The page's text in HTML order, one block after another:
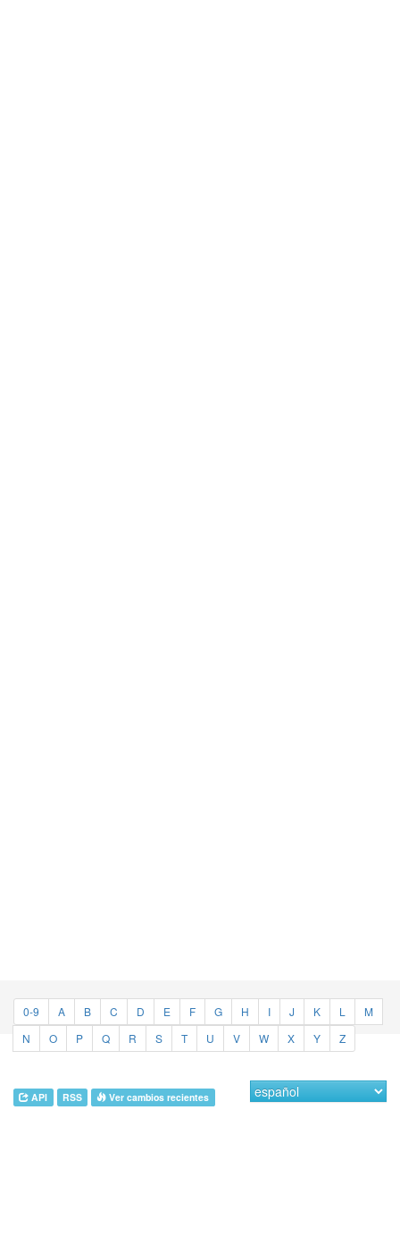
0-9 A B C D E F G H I J K L
M
N
O P Q R S T U V W X Y Z
API RSS Ver cambios recientes